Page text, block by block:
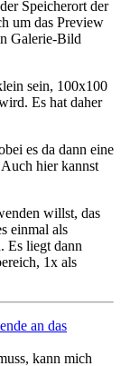
Speicherort der
um das Preview
Galerie-Bild
sein, 100x100
Es hat daher
es da dann eine
hier kannst
willst, das
einmal als
Es liegt dann
1x als
an das
kann mich